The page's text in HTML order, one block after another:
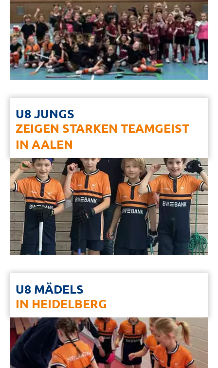
U8 JUNGS
ZEIGEN STARKEN TEAMGEIST
IN AALEN
U8 MÄDELS
IN HEIDELBERG